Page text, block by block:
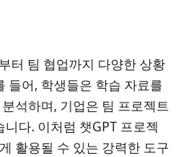
터 팀 협업까지 다양한 상황
들어, 학생들은 학습 자료를
석하며, 기업은 팀 프로젝트
다. 이처럼 챗GPT 프로젝
활용될 수 있는 강력한 도구